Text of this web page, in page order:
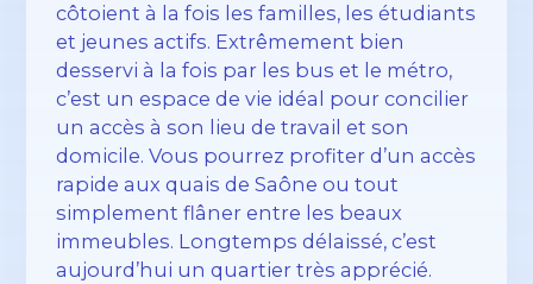
côtoient à la fois les familles, les étudiants
et jeunes actifs. Extrêmement bien
desservi à la fois par les bus et le métro,
c’est un espace de vie idéal pour concilier
un accès à son lieu de travail et son
domicile. Vous pourrez profiter d’un accès
rapide aux quais de Saône ou tout
simplement flâner entre les beaux
immeubles. Longtemps délaissé, c’est
aujourd’hui un quartier très apprécié.